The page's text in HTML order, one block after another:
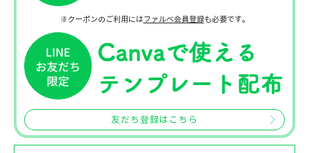
※クーポンのご利用にはファルベ会員登録も必要です。
友だち登録はこちら